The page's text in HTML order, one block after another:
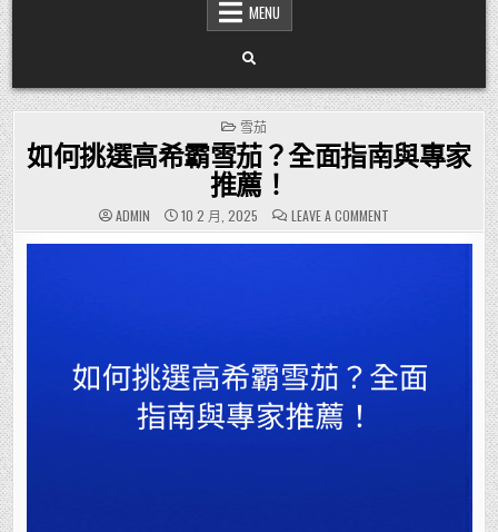
MENU
POSTED
IN
雪茄
如何挑選高希霸雪茄？全面指南與專家
推薦！
ADMIN 10 2 月, 2025 LEAVE A COMMENTON
如
何
面
指
南